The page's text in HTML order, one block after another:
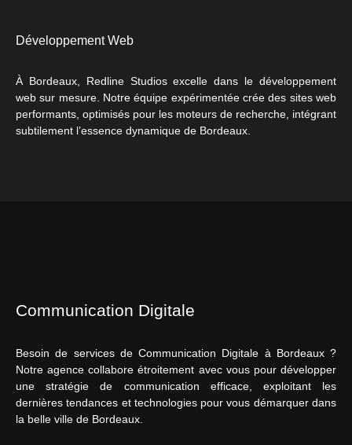
Développement Web
À Bordeaux, Redline Studios excelle dans le développement
web sur mesure. Notre équipe expérimentée crée des sites web
performants, optimisés pour les moteurs de recherche, intégrant
subtilement l’essence dynamique de Bordeaux.
Communication Digitale
Besoin de services de Communication Digitale à Bordeaux ?
Notre agence collabore étroitement avec vous pour développer
une stratégie de communication efficace, exploitant les
dernières tendances et technologies pour vous démarquer dans
la belle ville de Bordeaux.